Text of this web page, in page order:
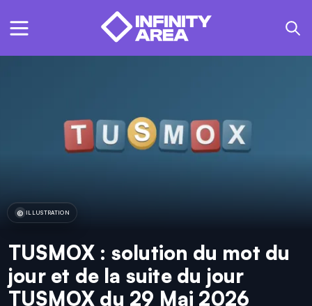
ILLUSTRATION
TUSMOX : solution du mot du
jour et de la suite du jour
TUSMOX du 29 Mai 2026